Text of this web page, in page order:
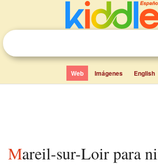
Web Imágenes English
Mareil-sur-Loir para